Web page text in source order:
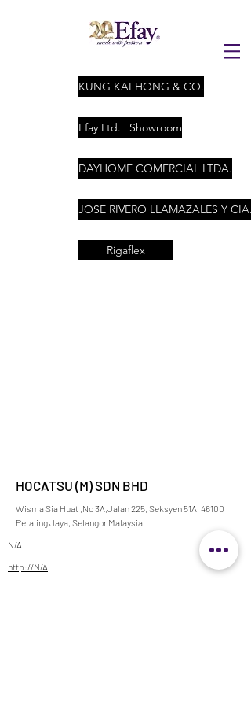
KUNG KAI HONG & CO.
Efay Ltd. | Showroom
DAYHOME COMERCIAL LTDA.
JOSE RIVERO LLAMAZALES Y CIA.
Rigaflex
HOCATSU (M) SDN BHD
Wisma Sia Huat ,No 3A,Jalan 225, Seksyen 51A, 46100
Petaling Jaya, Selangor Malaysia
N/A
http://N/A